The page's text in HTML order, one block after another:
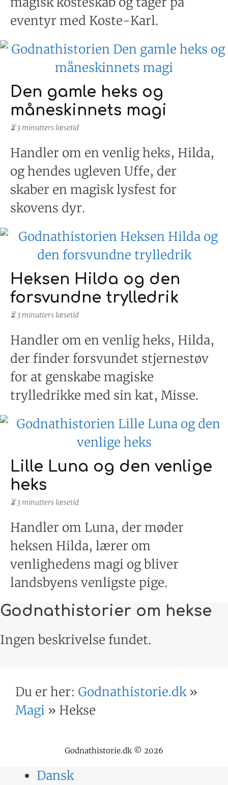
eventyr med Koste-Karl.
Den gamle heks og
måneskinnets magi
⏳ 3 minutters læsetid
Handler om en venlig heks, Hilda,
og hendes ugleven Uffe, der
skaber en magisk lysfest for
skovens dyr.
Heksen Hilda og den
forsvundne trylledrik
⏳ 3 minutters læsetid
Handler om en venlig heks, Hilda,
der finder forsvundet stjernestøv
for at genskabe magiske
trylledrikke med sin kat, Misse.
Lille Luna og den venlige
heks
⏳ 3 minutters læsetid
Handler om Luna, der møder
heksen Hilda, lærer om
venlighedens magi og bliver
landsbyens venligste pige.
Godnathistorier om hekse
Ingen beskrivelse fundet.
Du er her: Godnathistorie.dk»
Magi » Hekse
Godnathistorie.dk © 2026
Dansk